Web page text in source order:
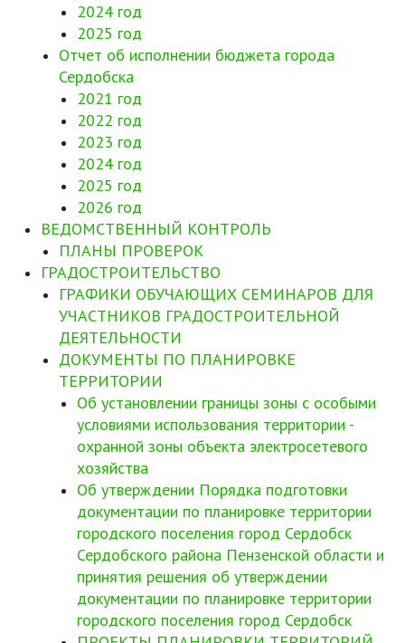
2024 год
2025 год
Отчет об исполнении бюджета города
Сердобска
2021 год
2022 год
2023 год
2024 год
2025 год
2026 год
ВЕДОМСТВЕННЫЙ КОНТРОЛЬ
ПЛАНЫ ПРОВЕРОК
ГРАДОСТРОИТЕЛЬСТВО
ГРАФИКИ ОБУЧАЮЩИХ СЕМИНАРОВ ДЛЯ
УЧАСТНИКОВ ГРАДОСТРОИТЕЛЬНОЙ
ДЕЯТЕЛЬНОСТИ
ДОКУМЕНТЫ ПО ПЛАНИРОВКЕ
ТЕРРИТОРИИ
Об установлении границы зоны с особыми
условиями использования территории -
охранной зоны объекта электросетевого
хозяйства
Об утверждении Порядка подготовки
документации по планировке территории
городского поселения город Сердобск
Сердобского района Пензенской области и
принятия решения об утверждении
документации по планировке территории
городского поселения город Сердобск